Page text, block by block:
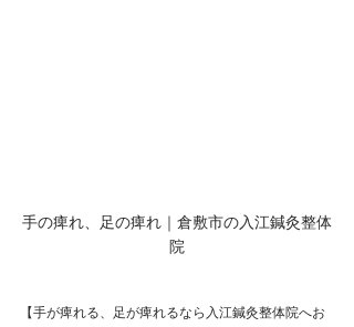
手の痺れ、足の痺れ｜倉敷市の入江鍼灸整体
院
【手が痺れる、足が痺れるなら入江鍼灸整体院へお